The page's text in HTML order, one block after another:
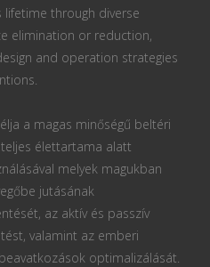
lifetime through diverse
elimination or reduction,
and operation strategies
a magas minőségű beltéri
élettartama alatt
melyek magukban
jutásának
az aktív és passzív
valamint az emberi
optimalizálását.